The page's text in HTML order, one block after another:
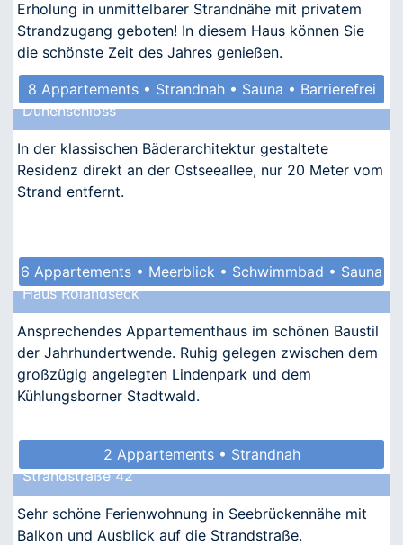
Erholung in unmittelbarer Strandnähe mit privatem
Strandzugang geboten! In diesem Haus können Sie
die schönste Zeit des Jahres genießen.
8 Appartements • Strandnah • Sauna • Barrierefrei
Dünenschloss
In der klassischen Bäderarchitektur gestaltete
Residenz direkt an der Ostseeallee, nur 20 Meter vom
Strand entfernt.
6 Appartements • Meerblick • Schwimmbad • Sauna
Haus Rolandseck
Ansprechendes Appartementhaus im schönen Baustil
der Jahrhundertwende. Ruhig gelegen zwischen dem
großzügig angelegten Lindenpark und dem
Kühlungsborner Stadtwald.
2 Appartements • Strandnah
Strandstraße 42
Sehr schöne Ferienwohnung in Seebrückennähe mit
Balkon und Ausblick auf die Strandstraße.